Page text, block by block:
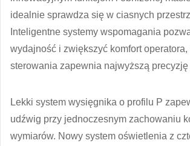
idealnie sprawdza się w ciasnych
Inteligentne systemy wspomagania
wydajność i zwiększyć komfort operatora,
sterowania zapewnia najwyższą precyzję
Lekki system wysięgnika o profilu P
udźwig przy jednoczesnym zachowaniu
wymiarów. Nowy system oświetlenia z